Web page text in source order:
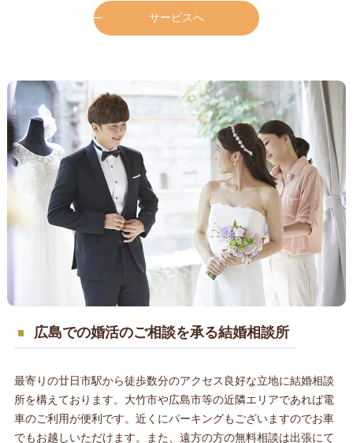
サービスへ
広島での婚活のご相談を承る結婚相談所
最寄りの廿日市駅から徒歩数分のアクセス良好な立地に結婚相談
所を構えております。大竹市や広島市等の近隣エリアであれば電
車のご利用が便利です。近くにパーキングもございますのでお車
でもお越しいただけます。また、遠方の方の無料相談は出張にて